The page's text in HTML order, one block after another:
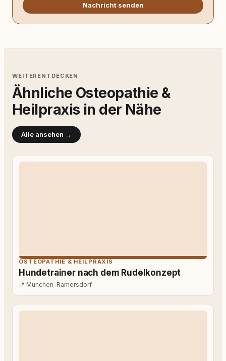
Nachricht senden
WEITERENTDECKEN
Ähnliche Osteopathie &
Heilpraxis in der Nähe
Alle ansehen →
OSTEOPATHIE & HEILPRAXIS
Hundetrainer nach dem Rudelkonzept
📍 München-Ramersdorf